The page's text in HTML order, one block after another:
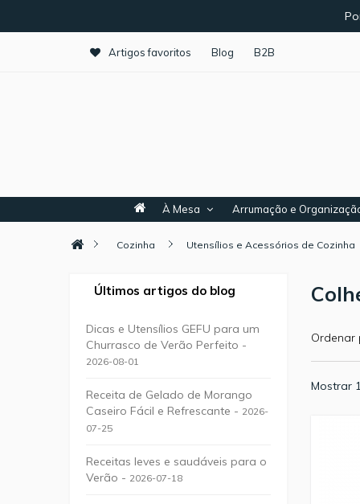
Artigos favoritos Blog B2B
À Mesa Arrumação e
Cozinha Utensílios e Acessórios de Cozinha
Últimos artigos do blog
Dicas e Utensílios GEFU para um
Churrasco de Verão Perfeito -
2026-08-01
Receita de Gelado de Morango
Caseiro Fácil e Refrescante - 2026-
07-25
Receitas leves e saudáveis para o
Verão - 2026-07-18
Ordenar
Mostrar